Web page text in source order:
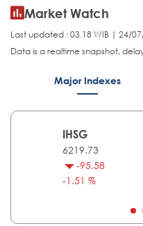
Market Watch
Last updated : 03.18 WIB | 24/
Data is a realtime snapshot,
Major Indexes
IHSG
6219.73
-95.58
-1.51 %